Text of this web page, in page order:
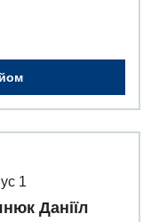
1
Даніїл